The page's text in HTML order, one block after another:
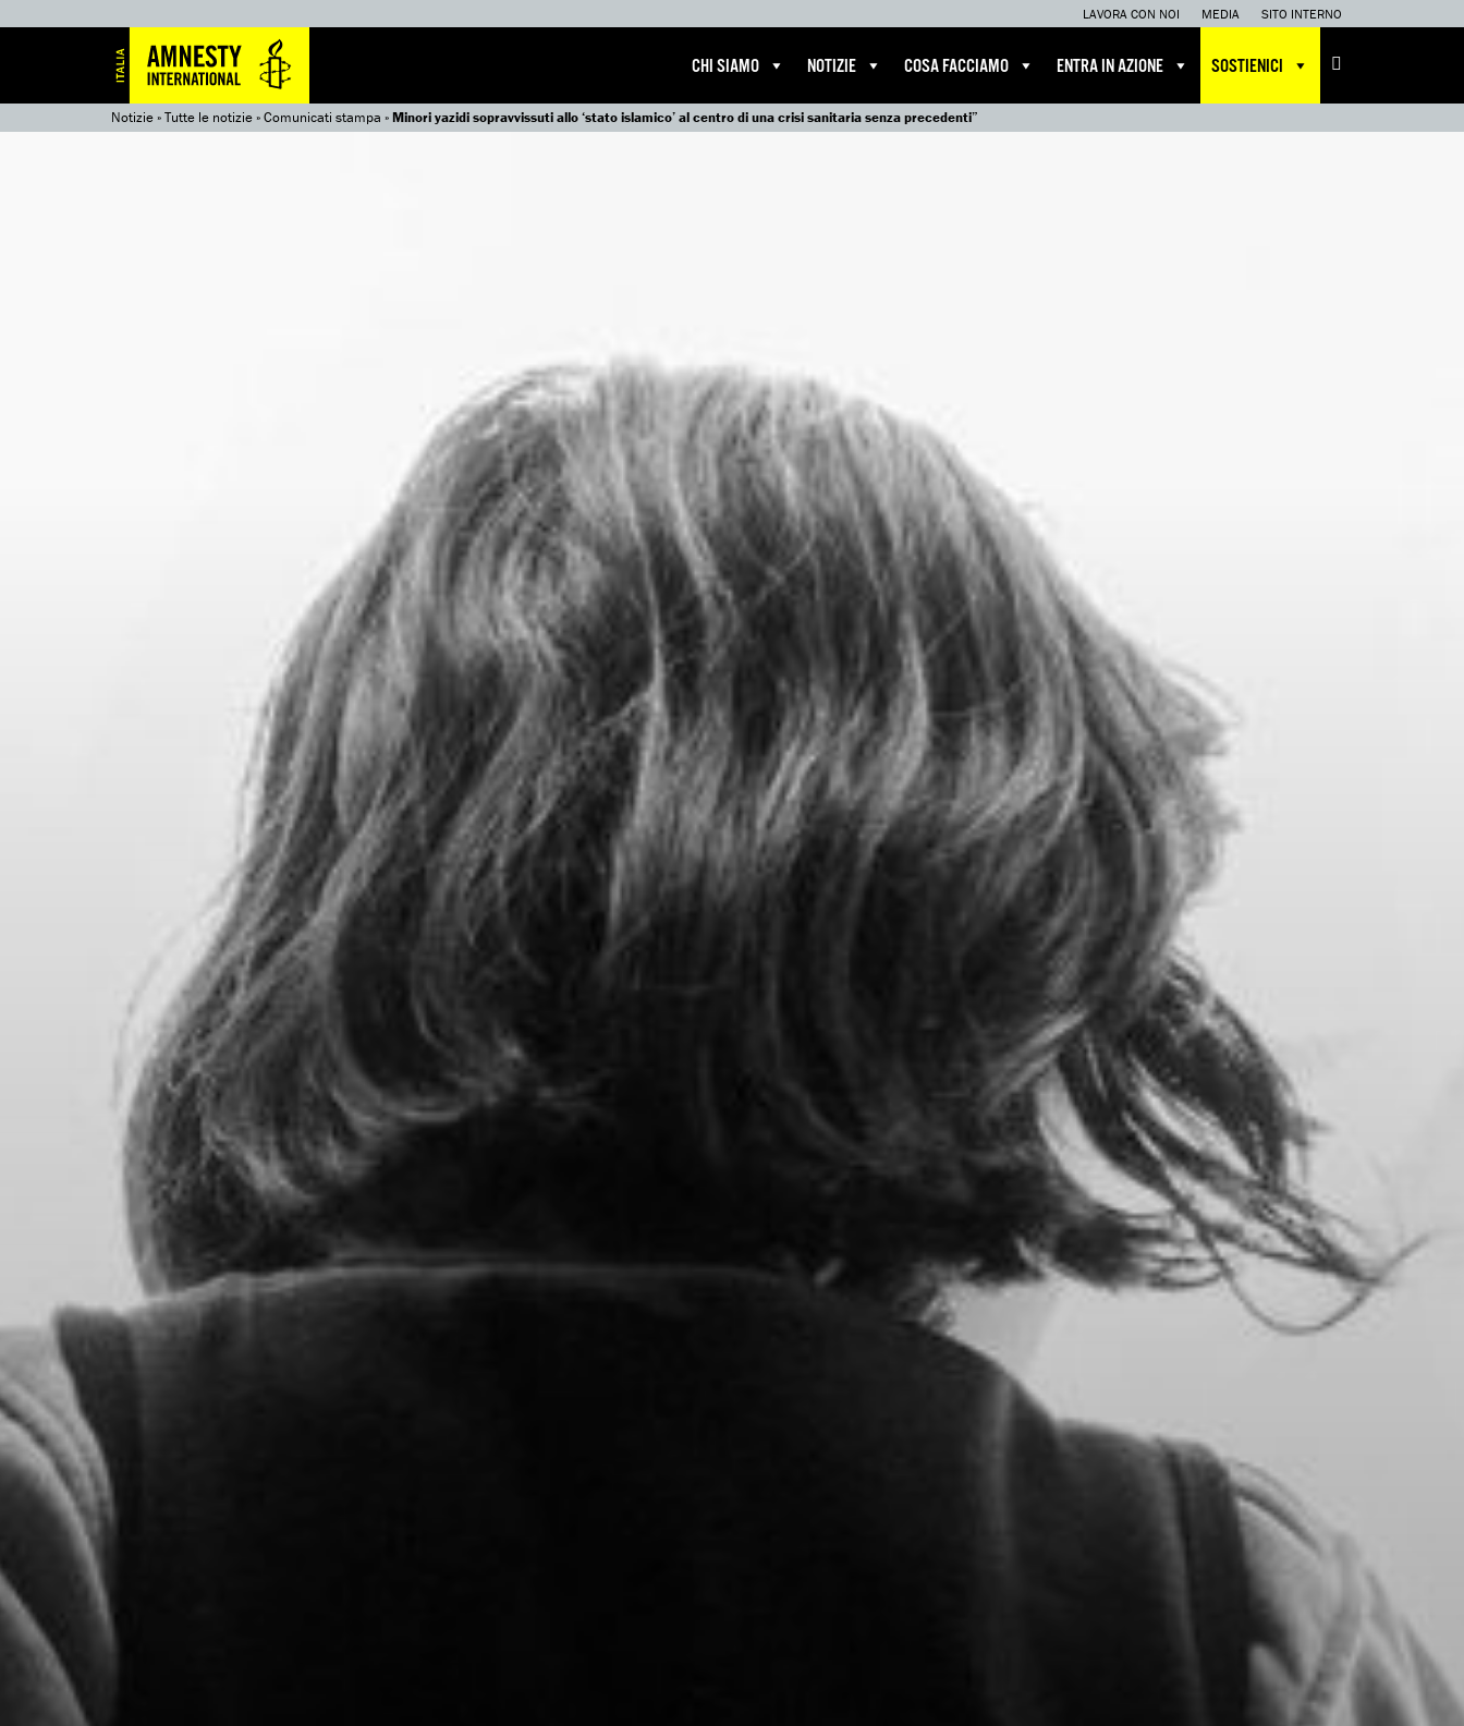
LAVORA CON NOI MEDIA SITO INTERNO
CHI SIAMO NOTIZIE COSA FACCIAMO ENTRA IN AZIONE SOSTIENICI
Notizie»Tutte le notizie»Comunicati stampa »Minori yazidi sopravvissuti allo ‘stato islamico’ al centro di una crisi sanitaria senza precedenti”